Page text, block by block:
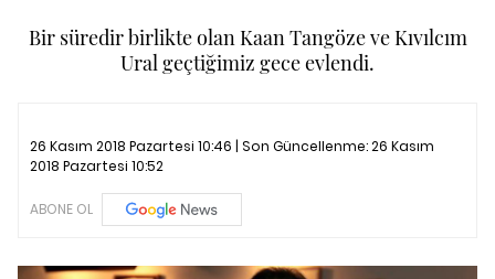
Bir süredir birlikte olan Kaan Tangöze ve Kıvılcım
Ural geçtiğimiz gece evlendi.
26 Kasım 2018 Pazartesi 10:46 | Son Güncellenme:26 Kasım
2018 Pazartesi 10:52
ABONE OL